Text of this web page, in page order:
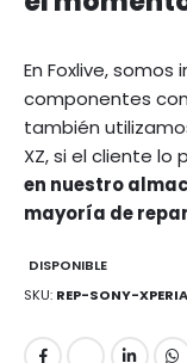
En Foxlive,
componentes
también
XZ, si el cliente lo
en nuestro
mayoría de
DISPONIBLE
SKU REP-SONY-